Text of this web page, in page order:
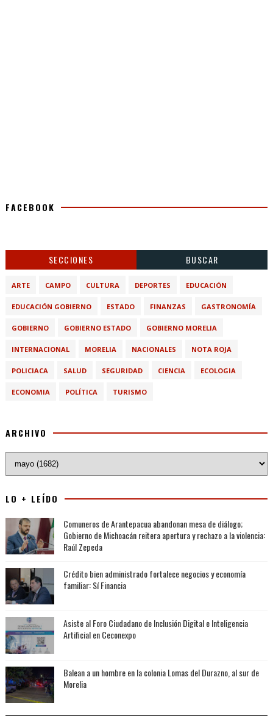
FACEBOOK
SECCIONES BUSCAR
ARTE CAMPO CULTURA DEPORTES EDUCACIÓN
EDUCACIÓN GOBIERNO ESTADO FINANZAS GASTRONOMÍA
GOBIERNO GOBIERNO ESTADO GOBIERNO MORELIA
INTERNACIONAL MORELIA NACIONALES NOTA ROJA
POLICIACA SALUD SEGURIDAD CIENCIA ECOLOGIA
ECONOMIA POLÍTICA TURISMO
ARCHIVO
LO + LEÍDO
Comuneros de Arantepacua abandonan mesa de diálogo;
Gobierno de Michoacán reitera apertura y rechazo a la violencia:
Raúl Zepeda
Crédito bien administrado fortalece negocios y economía
familiar: Sí Financia
Asiste al Foro Ciudadano de Inclusión Digital e Inteligencia
Artificial en Ceconexpo
Balean a un hombre en la colonia Lomas del Durazno, al sur de
Morelia